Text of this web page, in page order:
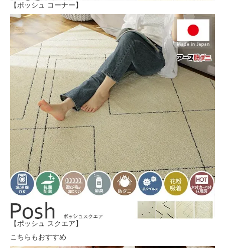
【ポッシュ コーナー】
【ポッシュ スクエア】
こちらもおすすめ